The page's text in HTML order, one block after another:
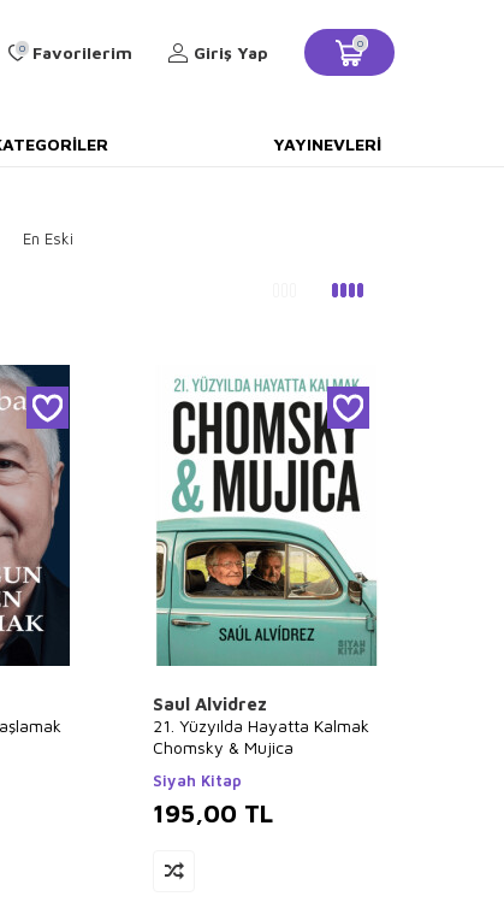
0 Favorilerim Giriş Yap 0
YAYINEVLERI
En Eski
Saul Alvidrez
21. Yüzyılda Hayatta Kalmak
Chomsky & Mujica
Siyah Kitap
195,00 TL